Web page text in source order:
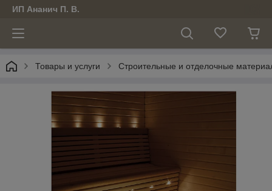
ИП Ананич П. В.
Товары и услуги Строительные и отделочные